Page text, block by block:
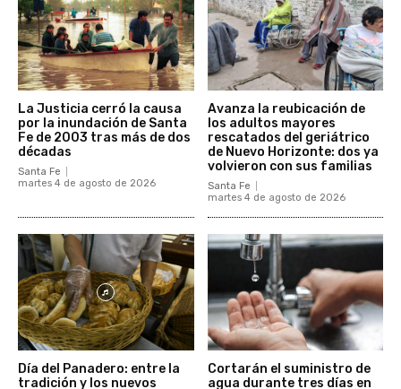
La Justicia cerró la causa
por la inundación de Santa
Fe de 2003 tras más de dos
décadas
Santa Fe
martes 4 de agosto de 2026
Avanza la reubicación de
los adultos mayores
rescatados del geriátrico
de Nuevo Horizonte: dos ya
volvieron con sus familias
Santa Fe
martes 4 de agosto de 2026
Día del Panadero: entre la
tradición y los nuevos
Cortarán el suministro de
agua durante tres días en